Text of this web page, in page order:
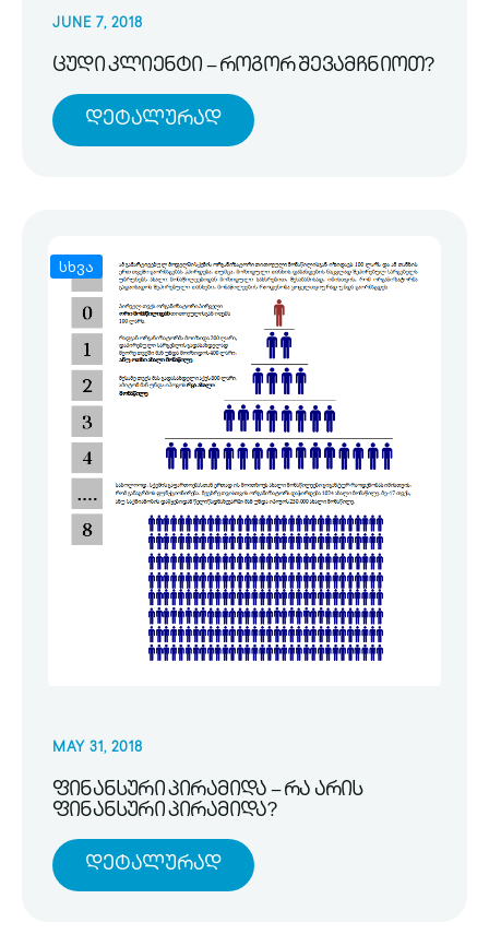
JUNE 7, 2018
ცუდი კლიენტი – როგორ შევამჩნიოთ?
Დეტალურად
სხვა
MAY 31, 2018
ფინანსური პირამიდა – რა არის
ფინანსური პირამიდა?
Დეტალურად